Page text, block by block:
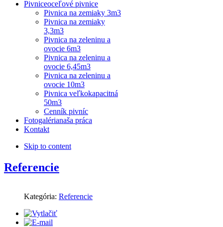
Pivniceoceľové pivnice
Pivnica na zemiaky 3m3
Pivnica na zemiaky
3,3m3
Pivnica na zeleninu a
ovocie 6m3
Pivnica na zeleninu a
ovocie 6,45m3
Pivnica na zeleninu a
ovocie 10m3
Pivnica veľkokapacitná
50m3
Cenník pivníc
Fotogalérianaša práca
Kontakt
Skip to content
Referencie
Kategória: Referencie